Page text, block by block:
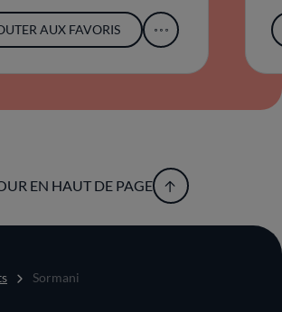
AUX FAVORIS
EN HAUT DE PAGE
Sormani